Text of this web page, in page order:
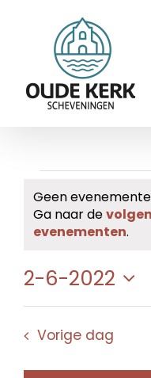
in
2
juni
2022
Bericht
Geen
Ga naar de
evenementen.
2-6-2022
Selecteer
datum.
Vorige dag